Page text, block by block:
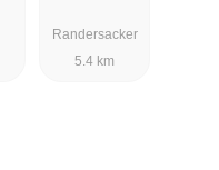
Randersacker
5.4 km